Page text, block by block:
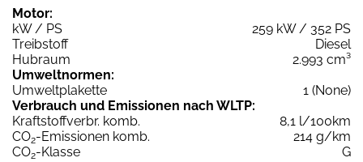
Motor:
kW / PS
259 kW / 352 PS
Treibstoff
Diesel
Hubraum
2.993 cm³
Umweltnormen:
Umweltplakette
1 (None)
Verbrauch und Emissionen nach WLTP:
Kraftstoffverbr. komb.
8,1 l/100km
CO2-Emissionen komb.
214 g/km
CO2-Klasse
G